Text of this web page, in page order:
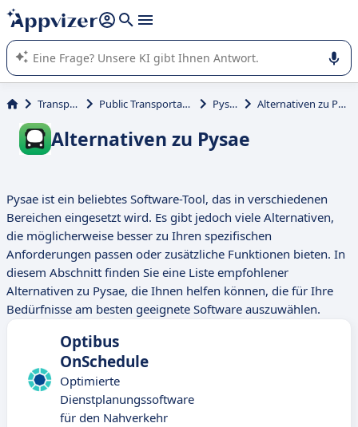
beantworten (mehrere Zeilen mit
Die KI von Appvizer führt Sie bei der Nutzung oder Auswahl
von SaaS-Software in Unternehmen.
Transport Public Transportation Pysae Alternativen zu Pysae
Alternativen zu Pysae
Pysae ist ein beliebtes Software-Tool, das in verschiedenen
Bereichen eingesetzt wird. Es gibt jedoch viele Alternativen,
die möglicherweise besser zu Ihren spezifischen
Anforderungen passen oder zusätzliche Funktionen bieten. In
diesem Abschnitt finden Sie eine Liste empfohlener
Alternativen zu Pysae, die Ihnen helfen können, die für Ihre
Bedürfnisse am besten geeignete Software auszuwählen.
Optibus
OnSchedule
Optimierte
Dienstplanungssoftware
für den Nahverkehr